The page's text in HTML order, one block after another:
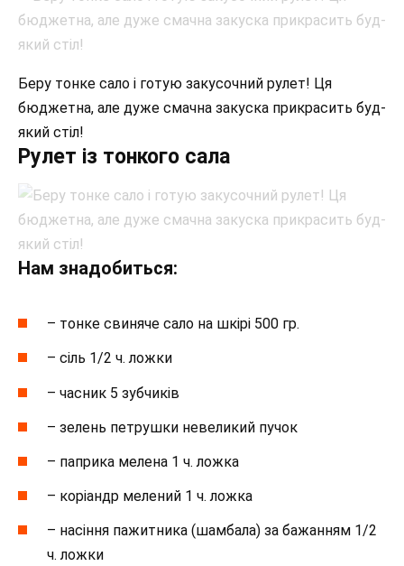
Беру тонке сало і готую закусочний рулет! Ця
бюджетна, але дуже смачна закуска прикрасить буд-
який стіл!
Рулет із тонкого сала
Нам знадобиться:
– тонке свиняче сало на шкірі 500 гр.
– сіль 1/2 ч. ложки
– часник 5 зубчиків
– зелень петрушки невеликий пучок
– паприка мелена 1 ч. ложка
– коріандр мелений 1 ч. ложка
– насіння пажитника (шамбала) за бажанням 1/2
ч. ложки